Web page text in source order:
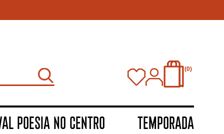
0
POESIA NO CENTRO TEMPORADA